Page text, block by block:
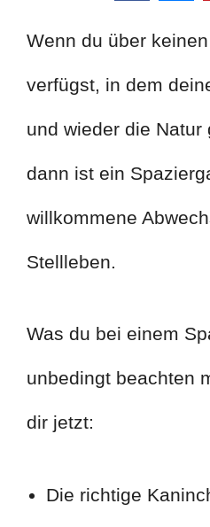
Wenn du über
verfügst, in dem
und wieder die Natur
dann ist ein
willkommene
Stellleben.
Was du bei einem
unbedingt beachten
dir jetzt:
Die richtige